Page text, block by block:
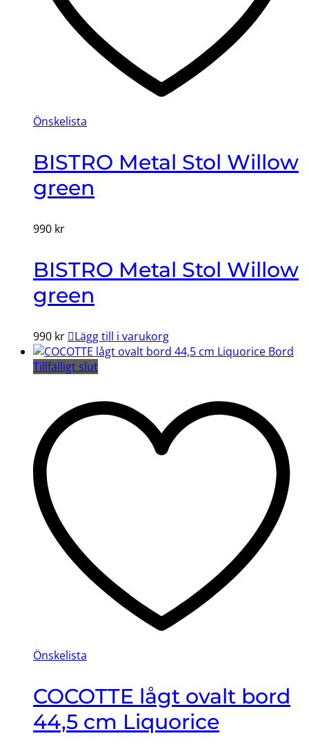
Önskelista
BISTRO Metal Stol Willow
green
990 kr
BISTRO Metal Stol Willow
green
990 kr
Lägg till i varukorg
Tillfälligt slut
Önskelista
COCOTTE lågt ovalt bord
44,5 cm Liquorice